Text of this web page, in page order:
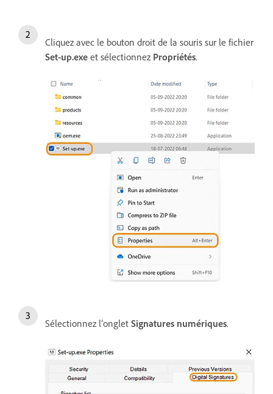
Cliquez avec le bouton droit de la souris sur le fichier
Set-up.exe et sélectionnez Propriétés.
Sélectionnez l’onglet Signatures numériques.